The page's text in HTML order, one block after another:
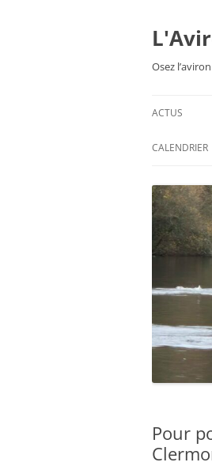
Osez
ACTUS
CALENDRIER
Pour